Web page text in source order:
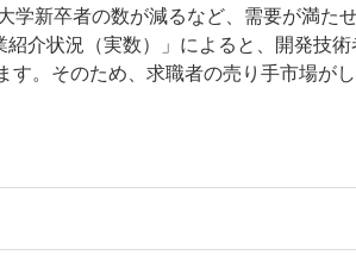
学新卒者の数が減るなど、需要が満た
介状況（実数）」によると、開発技
。そのため、求職者の売り手市場が